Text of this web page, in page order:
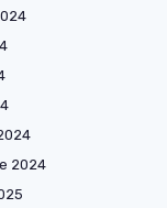
2024